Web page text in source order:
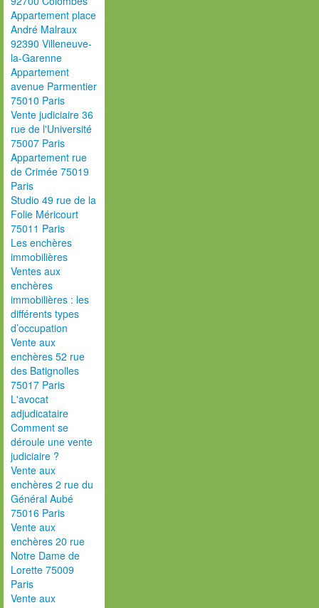
Appartement place
André Malraux
92390 Villeneuve-
la-Garenne
Appartement
avenue Parmentier
75010 Paris
Vente judiciaire 36
rue de l'Université
75007 Paris
Appartement rue
de Crimée 75019
Paris
Studio 49 rue de la
Folie Méricourt
75011 Paris
Les enchères
immobilières
Ventes aux
enchères
immobilières : les
différents types
d’occupation
Vente aux
enchères 52 rue
des Batignolles
75017 Paris
L'avocat
adjudicataire
Comment se
déroule une vente
judiciaire ?
Vente aux
enchères 2 rue du
Général Aubé
75016 Paris
Vente aux
enchères 20 rue
Notre Dame de
Lorette 75009
Paris
Vente aux